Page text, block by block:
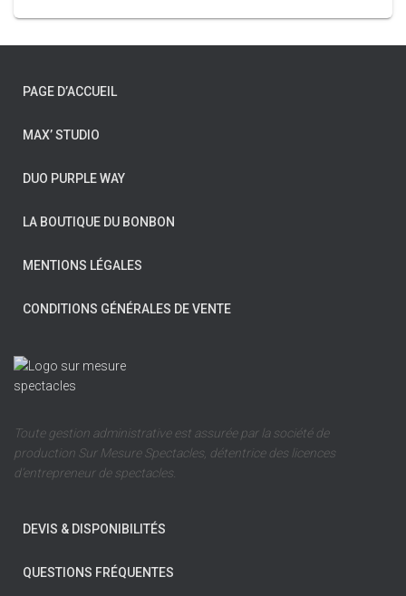
PAGE D’ACCUEIL
MAX’ STUDIO
DUO PURPLE WAY
LA BOUTIQUE DU BONBON
MENTIONS LÉGALES
CONDITIONS GÉNÉRALES DE VENTE
Toute gestion administrative est assurée par la société de
production Sur Mesure Spectacles, détentrice des licences
d’entrepreneur de spectacles.
DEVIS & DISPONIBILITÉS
QUESTIONS FRÉQUENTES